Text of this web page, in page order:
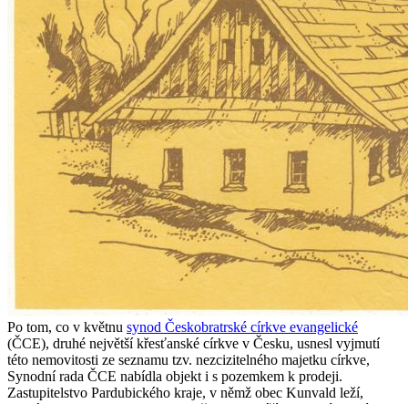
Po tom, co v květnu synod Českobratrské církve evangelické
(ČCE), druhé největší křesťanské církve v Česku, usnesl vyjmutí
této nemovitosti ze seznamu tzv. nezcizitelného majetku církve,
Synodní rada ČCE nabídla objekt i s pozemkem k prodeji.
Zastupitelstvo Pardubického kraje, v němž obec Kunvald leží,